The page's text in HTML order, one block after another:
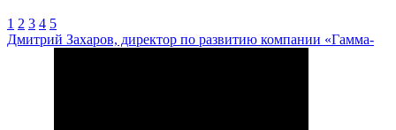
1 2 3 4 5
Дмитрий Захаров, директор по развитию компании «Гамма-